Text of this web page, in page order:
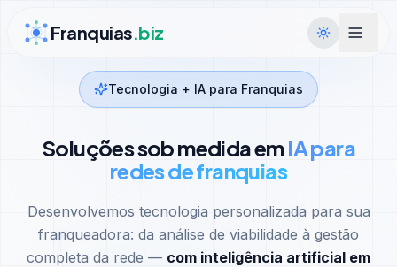
Franquias.biz
Tecnologia + IA para Franquias
Soluções sob medida emIA para
redes de franquias
Desenvolvemos tecnologia personalizada para sua
franqueadora: da análise de viabilidade à gestão
completa da rede — com inteligência artificial em